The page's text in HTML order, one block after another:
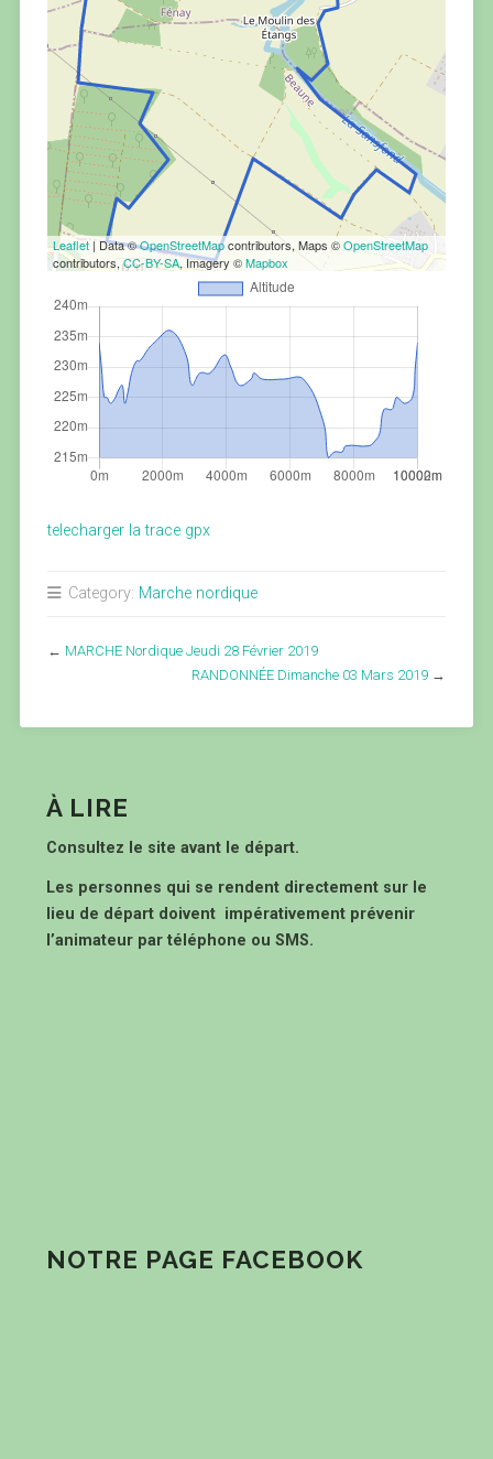
Leaflet| Data ©OpenStreetMapcontributors, Maps ©OpenStreetMap
contributors,CC-BY-SA, Imagery ©Mapbox
telecharger la trace gpx
Category: Marche nordique
← MARCHE Nordique Jeudi 28 Février 2019
RANDONNÉE Dimanche 03 Mars 2019 →
À LIRE
Consultez le site avant le départ.
Les personnes qui se rendent directement sur le
lieu de départ doivent impérativement prévenir
l’animateur par téléphone ou SMS.
NOTRE PAGE FACEBOOK